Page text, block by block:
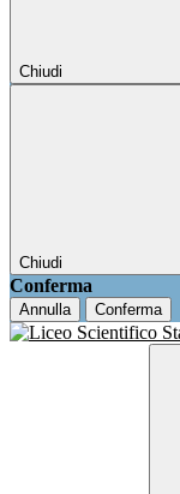
Chiudi
Chiudi
Conferma
Annulla Conferma